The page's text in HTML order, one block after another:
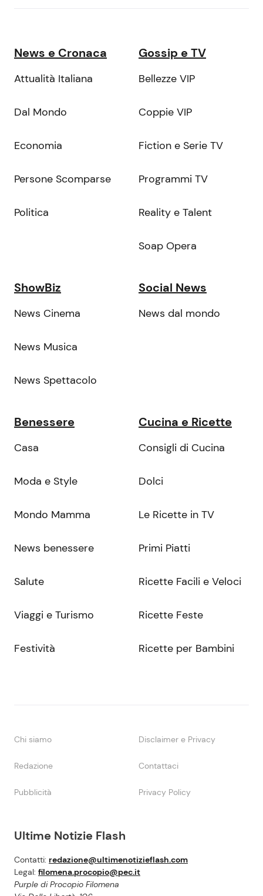
Ultime Notizie Flash
Contatti: redazione@ultimenotizieflash.com
Legal: filomena.procopio@pec.it
Purple di Procopio Filomena
News e Cronaca
Attualità Italiana
Dal Mondo
Economia
Persone Scomparse
Politica
Gossip e TV
Bellezze VIP
Coppie VIP
Fiction e Serie TV
Programmi TV
Reality e Talent
Soap Opera
ShowBiz
News Cinema
News Musica
News Spettacolo
Social News
News dal mondo
Benessere
Casa
Moda e Style
Mondo Mamma
News benessere
Salute
Viaggi e Turismo
Festività
Cucina e Ricette
Consigli di Cucina
Dolci
Le Ricette in TV
Primi Piatti
Ricette Facili e Veloci
Ricette Feste
Ricette per Bambini
Chi siamo Disclaimer e Privacy
Redazione Contattaci
Pubblicità Privacy Policy